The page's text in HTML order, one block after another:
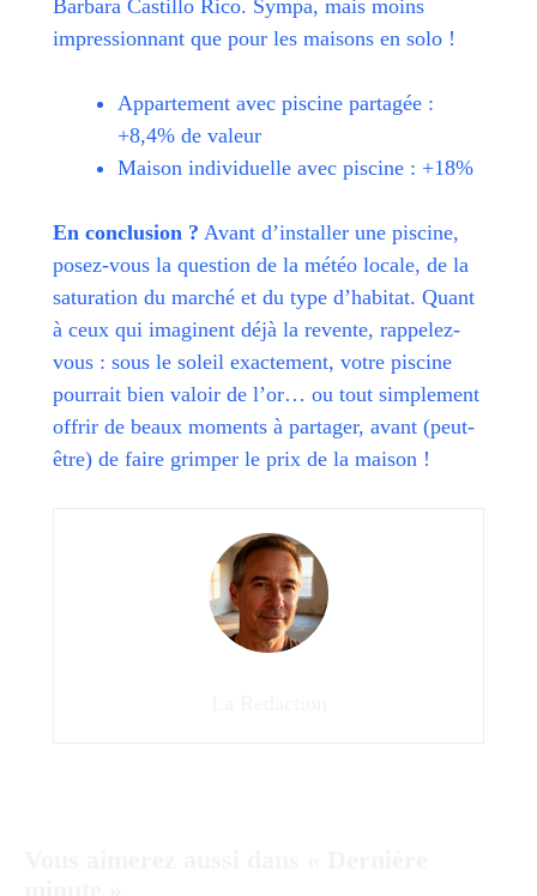
Barbara Castillo Rico. Sympa, mais moins
impressionnant que pour les maisons en solo !
Appartement avec piscine partagée :
+8,4% de valeur
Maison individuelle avec piscine : +18%
En conclusion ? Avant d’installer une piscine,
posez-vous la question de la météo locale, de la
saturation du marché et du type d’habitat. Quant
à ceux qui imaginent déjà la revente, rappelez-
vous : sous le soleil exactement, votre piscine
pourrait bien valoir de l’or… ou tout simplement
offrir de beaux moments à partager, avant (peut-
être) de faire grimper le prix de la maison !